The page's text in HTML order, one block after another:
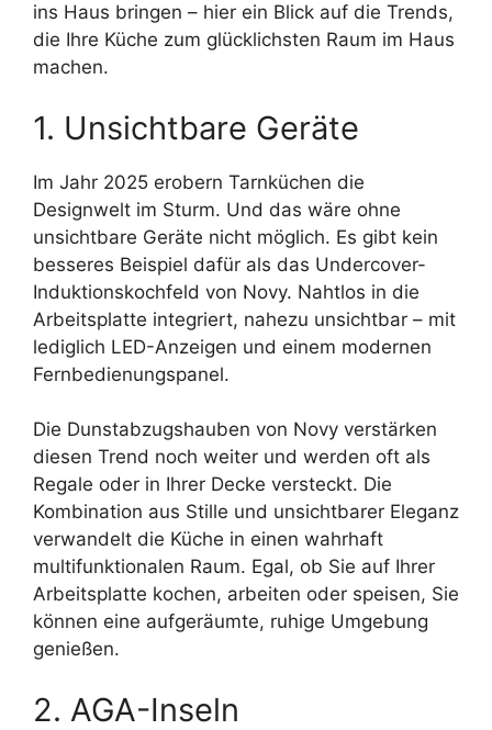
ins Haus bringen – hier ein Blick auf die Trends,
die Ihre Küche zum glücklichsten Raum im Haus
machen.
1. Unsichtbare Geräte
Im Jahr 2025 erobern Tarnküchen die
Designwelt im Sturm. Und das wäre ohne
unsichtbare Geräte nicht möglich. Es gibt kein
besseres Beispiel dafür als das Undercover-
Induktionskochfeld von Novy. Nahtlos in die
Arbeitsplatte integriert, nahezu unsichtbar – mit
lediglich LED-Anzeigen und einem modernen
Fernbedienungspanel.
Die Dunstabzugshauben von Novy verstärken
diesen Trend noch weiter und werden oft als
Regale oder in Ihrer Decke versteckt. Die
Kombination aus Stille und unsichtbarer Eleganz
verwandelt die Küche in einen wahrhaft
multifunktionalen Raum. Egal, ob Sie auf Ihrer
Arbeitsplatte kochen, arbeiten oder speisen, Sie
können eine aufgeräumte, ruhige Umgebung
genießen.
2. AGA-Inseln